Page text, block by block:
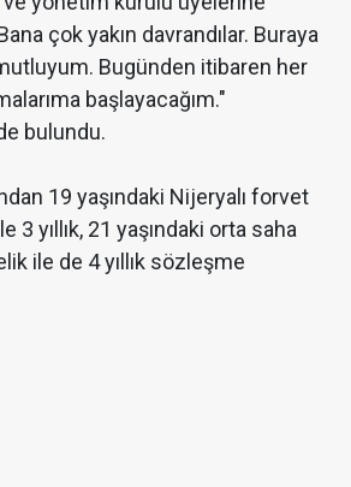
çok yakın davrandılar. Buraya
Bugünden itibaren her
başlayacağım."
bulundu.
19 yaşındaki Nijeryalı forvet
3 yıllık, 21 yaşındaki orta saha
ile de 4 yıllık sözleşme